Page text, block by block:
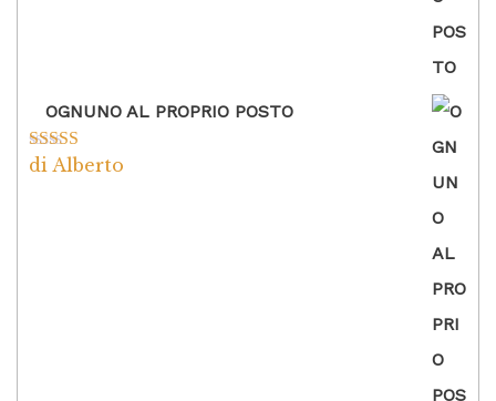
OGNUNO AL PROPRIO POSTO
Valutato5su
di Alberto